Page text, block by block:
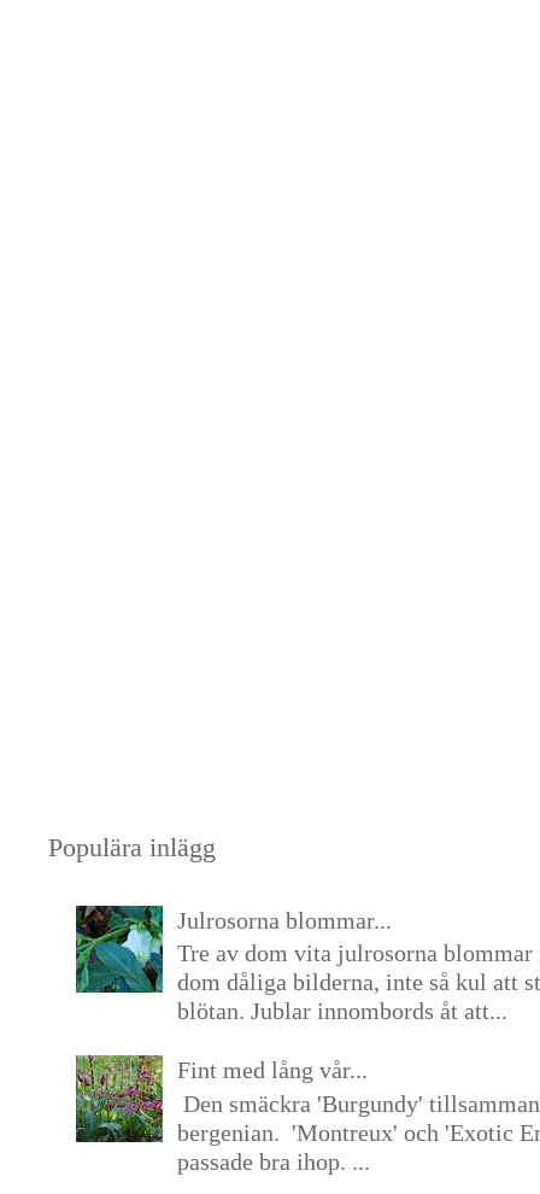
Populära inlägg
Julrosorna blommar...
Tre av dom vita julrosorna blommar
dom dåliga bilderna, inte så kul att
blötan. Jublar innombords åt att...
Fint med lång vår...
Den smäckra 'Burgundy'
bergenian. 'Montreux' och 'Exotic
passade bra ihop. ...